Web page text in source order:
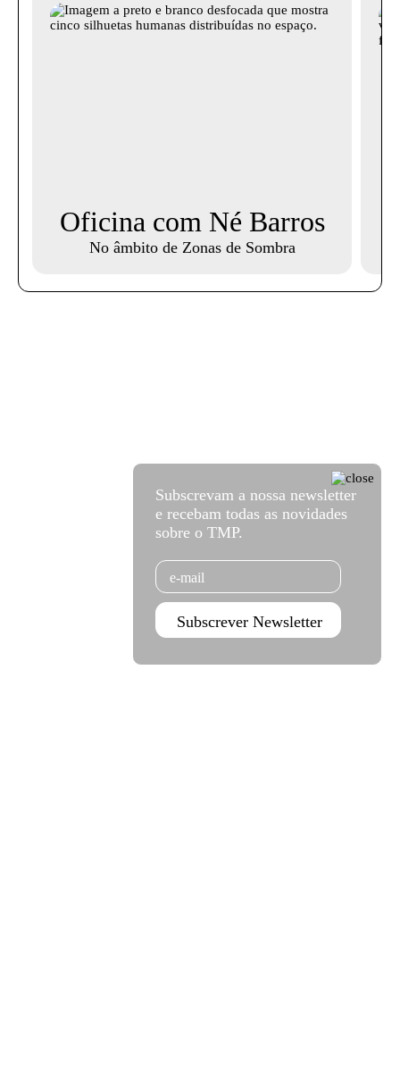
Oficina com Né Barros
No âmbito de Zonas de Sombra
Subscrevam a nossa newsletter
e recebam todas as novidades
sobre o TMP.
Email
Subscrever Newsletter